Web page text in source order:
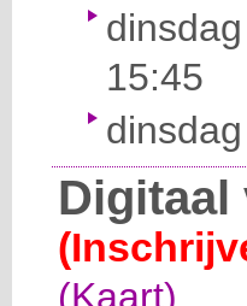
15:45
Digitaal
(Kaart)